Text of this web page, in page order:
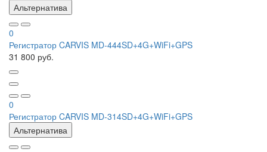
Альтернатива
0
Регистратор CARVIS MD-444SD+4G+WiFi+GPS
31 800 руб.
0
Регистратор CARVIS MD-314SD+4G+WiFi+GPS
Альтернатива